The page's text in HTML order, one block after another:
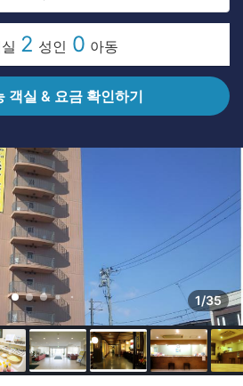
2 성인 0 아동
객실 & 요금 확인하기
1/35